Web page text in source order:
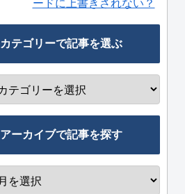
ードに上書きされない？
カテゴリーで記事を選ぶ
アーカイブで記事を探す